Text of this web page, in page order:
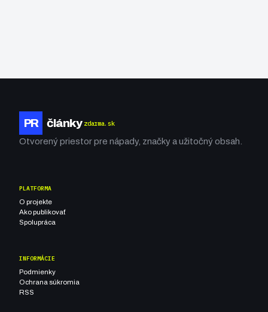
PR články zdarma.sk
Otvorený priestor pre nápady, značky a užitočný obsah.
PLATFORMA
O projekte
Ako publikovať
Spolupráca
INFORMÁCIE
Podmienky
Ochrana súkromia
RSS